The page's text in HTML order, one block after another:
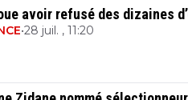
avoir refusé des dizaines
•28 juil. , 11:20